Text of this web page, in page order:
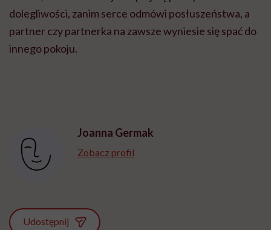
dolegliwości, zanim serce odmówi posłuszeństwa, a
partner czy partnerka na zawsze wyniesie się spać do
innego pokoju.
Joanna Germak
Zobacz profil
Udostępnij